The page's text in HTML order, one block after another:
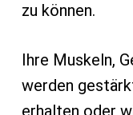
zu können.
Ihre Muskeln,
werden
erhalten oder